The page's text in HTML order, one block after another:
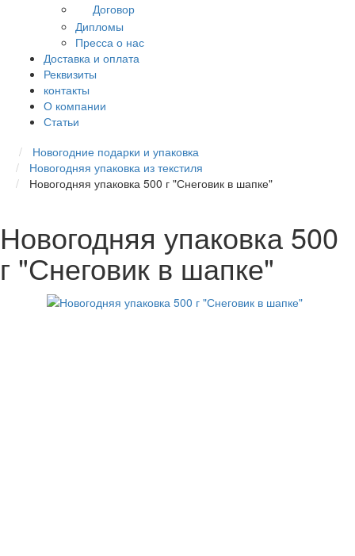
Договор
Дипломы
Пресса о нас
Доставка и оплата
Реквизиты
контакты
О компании
Статьи
Новогодние подарки и упаковка
Новогодняя упаковка из текстиля
Новогодняя упаковка 500 г "Снеговик в шапке"
Новогодняя упаковка 500
г "Снеговик в шапке"